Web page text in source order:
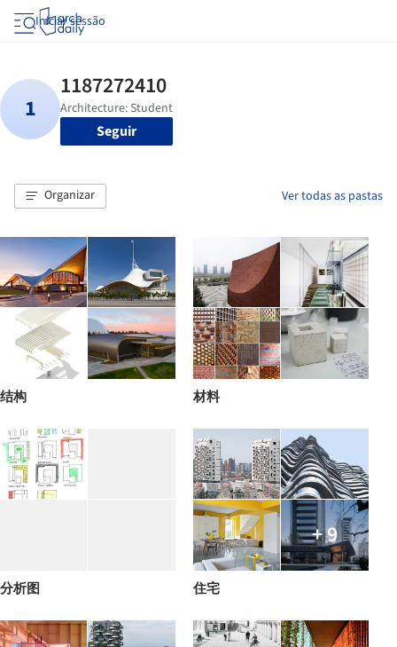
Iniciar sessão
Seguir
Organizar Ver todas as pastas
结构 材料
分析图
+ 9
住宅